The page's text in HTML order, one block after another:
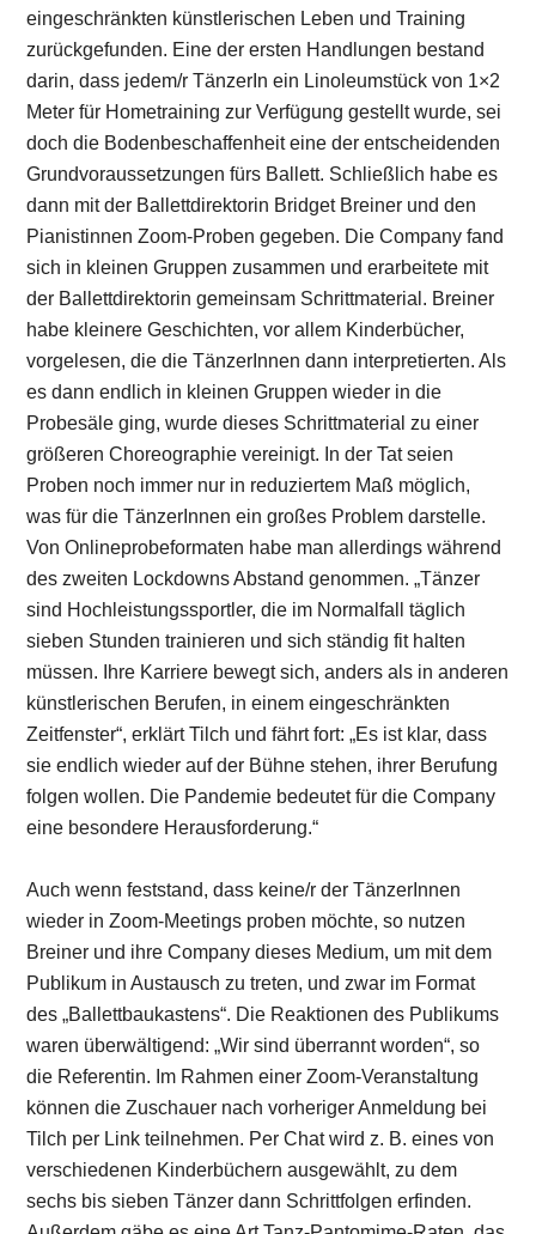
eingeschränkten künstlerischen Leben und Training
zurückgefunden. Eine der ersten Handlungen bestand
darin, dass jedem/r TänzerIn ein Linoleumstück von 1×2
Meter für Hometraining zur Verfügung gestellt wurde, sei
doch die Bodenbeschaffenheit eine der entscheidenden
Grundvoraussetzungen fürs Ballett. Schließlich habe es
dann mit der Ballettdirektorin Bridget Breiner und den
Pianistinnen Zoom-Proben gegeben. Die Company fand
sich in kleinen Gruppen zusammen und erarbeitete mit
der Ballettdirektorin gemeinsam Schrittmaterial. Breiner
habe kleinere Geschichten, vor allem Kinderbücher,
vorgelesen, die die TänzerInnen dann interpretierten. Als
es dann endlich in kleinen Gruppen wieder in die
Probesäle ging, wurde dieses Schrittmaterial zu einer
größeren Choreographie vereinigt. In der Tat seien
Proben noch immer nur in reduziertem Maß möglich,
was für die TänzerInnen ein großes Problem darstelle.
Von Onlineprobeformaten habe man allerdings während
des zweiten Lockdowns Abstand genommen. „Tänzer
sind Hochleistungssportler, die im Normalfall täglich
sieben Stunden trainieren und sich ständig fit halten
müssen. Ihre Karriere bewegt sich, anders als in anderen
künstlerischen Berufen, in einem eingeschränkten
Zeitfenster“, erklärt Tilch und fährt fort: „Es ist klar, dass
sie endlich wieder auf der Bühne stehen, ihrer Berufung
folgen wollen. Die Pandemie bedeutet für die Company
eine besondere Herausforderung.“
Auch wenn feststand, dass keine/r der TänzerInnen
wieder in Zoom-Meetings proben möchte, so nutzen
Breiner und ihre Company dieses Medium, um mit dem
Publikum in Austausch zu treten, und zwar im Format
des „Ballettbaukastens“. Die Reaktionen des Publikums
waren überwältigend: „Wir sind überrannt worden“, so
die Referentin. Im Rahmen einer Zoom-Veranstaltung
können die Zuschauer nach vorheriger Anmeldung bei
Tilch per Link teilnehmen. Per Chat wird z. B. eines von
verschiedenen Kinderbüchern ausgewählt, zu dem
sechs bis sieben Tänzer dann Schrittfolgen erfinden.